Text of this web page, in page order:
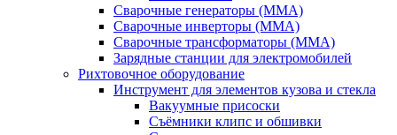
Сварочные генераторы (MMA)
Сварочные инверторы (MMA)
Сварочные трансформаторы (MMA)
Зарядные станции для электромобилей
Рихтовочное оборудование
Инструмент для элементов кузова и стекла
Вакуумные присоски
Съёмники клипс и обшивки